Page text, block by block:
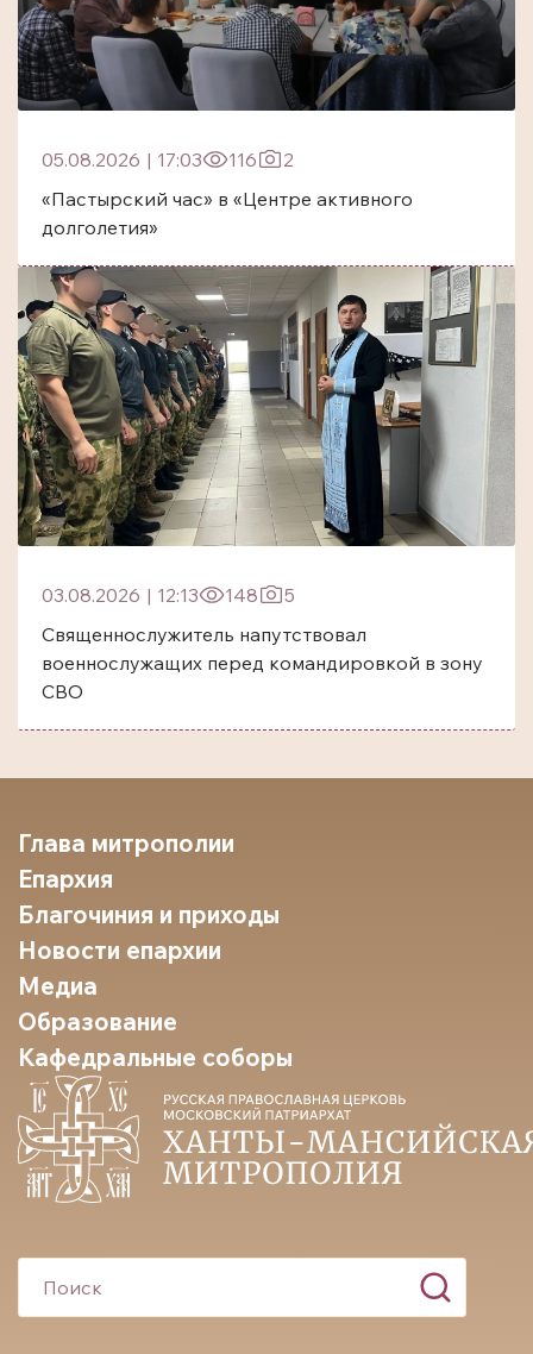
05.08.2026 | 17:03 116
2
«Пастырский час» в «Центре активного
долголетия»
03.08.2026 | 12:13 148
5
Священнослужитель напутствовал
военнослужащих перед командировкой в зону
СВО
Глава митрополии
Епархия
Благочиния и приходы
Новости епархии
Медиа
Образование
Кафедральные соборы